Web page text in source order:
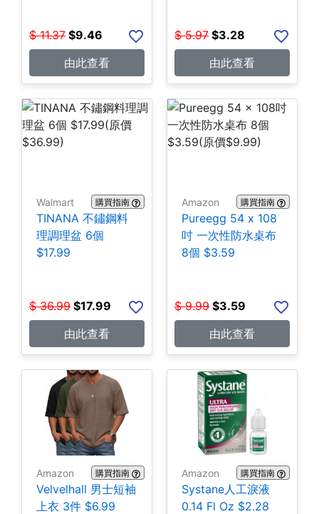
$ 11.37 $9.46
由此查看
$ 5.97 $3.28
由此查看
Walmart 購買指南
TINANA 不鏽鋼料
理調理盆 6個
$17.99
$ 36.99 $17.99
由此查看
Amazon 購買指南
Pureegg 54 x 108
吋 一次性防水桌布
8個 $3.59
$ 9.99 $3.59
由此查看
Amazon 購買指南
Velvelhall 男士短袖
上衣 3件 $6.99
Amazon 購買指南
Systane人工淚液
0.14 Fl Oz $2.28